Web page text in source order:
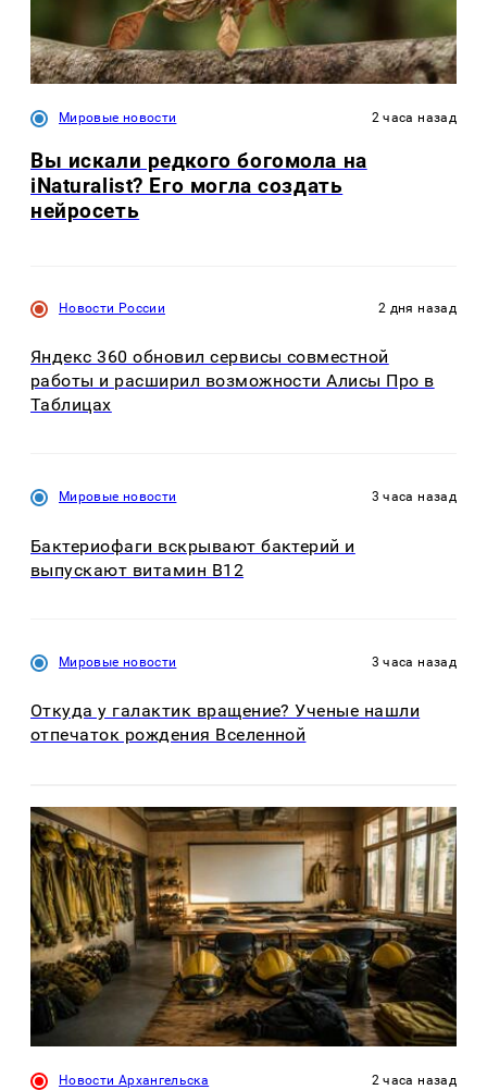
Мировые новости 2 часа назад
Вы искали редкого богомола на
iNaturalist? Его могла создать
нейросеть
Новости России 2 дня назад
Яндекс 360 обновил сервисы совместной
работы и расширил возможности Алисы Про в
Таблицах
Мировые новости 3 часа назад
Бактериофаги вскрывают бактерий и
выпускают витамин B12
Мировые новости 3 часа назад
Откуда у галактик вращение? Ученые нашли
отпечаток рождения Вселенной
Новости Архангельска 2 часа назад